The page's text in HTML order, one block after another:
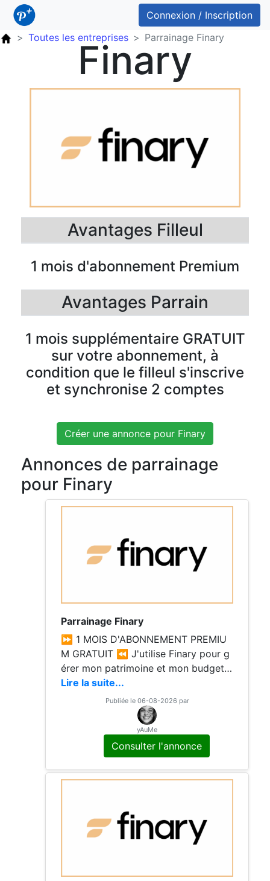
Connexion / Inscription
Toutes les entreprises
Parrainage Finary
Finary
Avantages Filleul
1 mois d'abonnement Premium
Avantages Parrain
1 mois supplémentaire GRATUIT
sur votre abonnement, à
condition que le filleul s'inscrive
et synchronise 2 comptes
Créer une annonce pour Finary
Annonces de parrainage
pour Finary
Parrainage Finary
⏩ 1 MOIS D'ABONNEMENT PREMIU
M GRATUIT ⏪ J'utilise Finary pour g
érer mon patrimoine et mon budget.
Rejoins-moi et débloque 1 mois de Pr
emium gratuitement en ajoutant au m
oins 2 plateformes !
Lire la suite...
Publiée le 06-08-2026 par
yAuMe
Consulter l'annonce